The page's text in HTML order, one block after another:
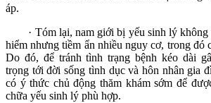
áp.
· Tóm lại, nam giới bị yếu sinh lý không
hiểm nhưng tiềm ẩn nhiều nguy cơ, trong đó
Do đó, để tránh tình trạng bệnh kéo dài
trọng tới đời sống tình dục và hôn nhân gia
có ý thức chủ động thăm khám sớm để
chữa yếu sinh lý phù hợp.